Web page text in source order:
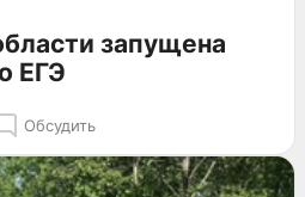
запущена
ЕГЭ
Обсудить